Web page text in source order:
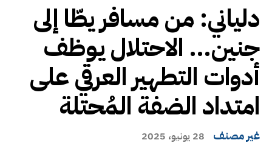
دلياني: من مسافر يطّا إلى
جنين… الاحتلال يوظف
أدوات التطهير العرقي على
امتداد الضفة المُحتلة
غير مصنف 28 يونيو، 2025